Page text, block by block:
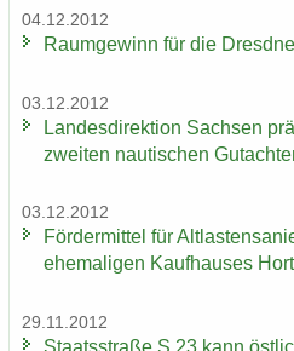
04.12.2012
Raum­ge­winn für die
03.12.2012
Lan­des­di­rek­ti­on Sach­sen
zwei­ten nau­ti­schen
03.12.2012
För­der­mit­tel für
ehe­ma­li­gen Kauf­hau­ses
29.11.2012
Staats­stra­ße S 23 kann